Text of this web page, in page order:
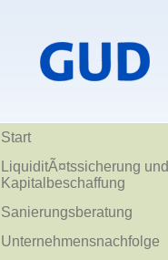
Start
LiquiditÃ¤tssicherung und
Kapitalbeschaffung
Sanierungsberatung
Unternehmensnachfolge